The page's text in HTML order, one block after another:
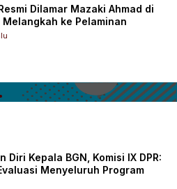
Dilamar Mazaki Ahmad di
Melangkah ke Pelaminan
Diri Kepala BGN, Komisi IX DPR:
Menyeluruh Program